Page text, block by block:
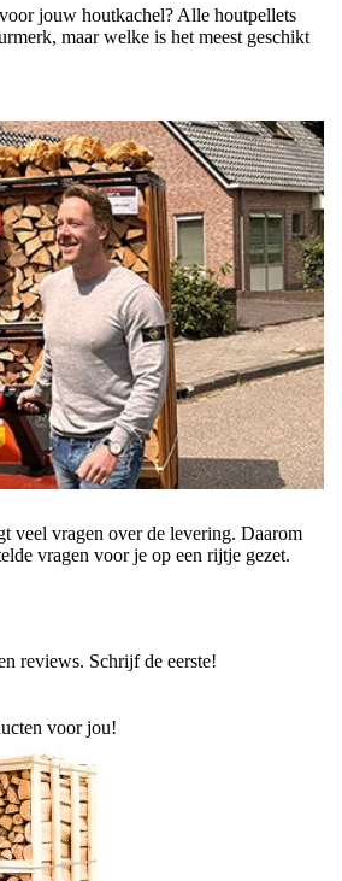
jouw houtkachel? Alle houtpellets
maar welke is het meest geschikt
veel vragen over de levering. Daarom
vragen voor je op een rijtje gezet.
reviews. Schrijf de eerste!
voor jou!